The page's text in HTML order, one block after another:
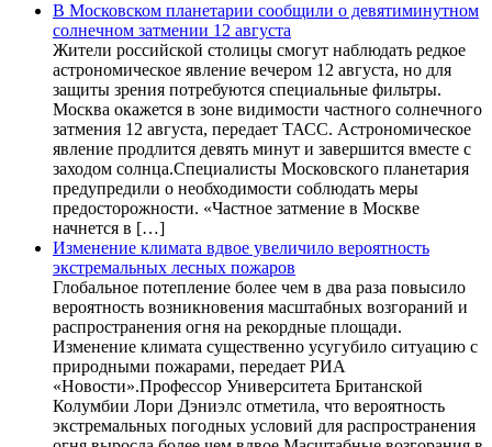
В Московском планетарии сообщили о девятиминутном
солнечном затмении 12 августа
Жители российской столицы смогут наблюдать редкое
астрономическое явление вечером 12 августа, но для
защиты зрения потребуются специальные фильтры.
Москва окажется в зоне видимости частного солнечного
затмения 12 августа, передает ТАСС. Астрономическое
явление продлится девять минут и завершится вместе с
заходом солнца.Специалисты Московского планетария
предупредили о необходимости соблюдать меры
предосторожности. «Частное затмение в Москве
начнется в […]
Изменение климата вдвое увеличило вероятность
экстремальных лесных пожаров
Глобальное потепление более чем в два раза повысило
вероятность возникновения масштабных возгораний и
распространения огня на рекордные площади.
Изменение климата существенно усугубило ситуацию с
природными пожарами, передает РИА
«Новости».Профессор Университета Британской
Колумбии Лори Дэниэлс отметила, что вероятность
экстремальных погодных условий для распространения